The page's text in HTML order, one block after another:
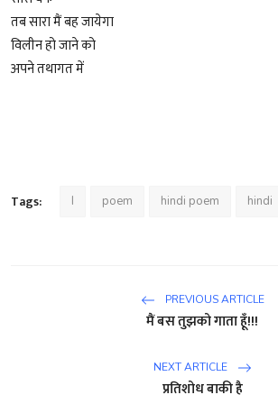
तब सारा मैं बह जायेगा
विलीन हो जाने को
अपने तथागत में
Tags: I poem hindi poem hindi
PREVIOUS ARTICLE
मैं बस तुझको गाता हूँ!!!
NEXT ARTICLE
प्रतिशोध बाकी है